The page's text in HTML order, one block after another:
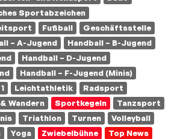
Sportabzeichen
Fußball
Geschäftsstelle
– A-Jugend
Handball – B-Jugend
Handball – D-Jugend
Handball – F-Jugend (Minis)
Leichtathletik
Radsport
Wandern Sportkegeln
Tanzsport
Triathlon Turnen
Volleyball
Yoga Zwiebelbühne Top News